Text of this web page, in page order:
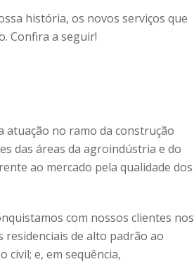
história, os novos serviços que
Confira a seguir!
atuação no ramo da construção
das áreas da agroindústria e do
ao mercado pela qualidade dos
com nossos clientes nos
de alto padrão ao
e, em sequência,